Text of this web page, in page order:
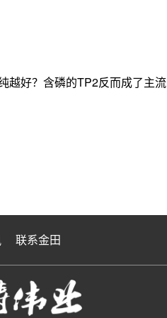
越好？含磷的TP2反而成了主流
联系金田